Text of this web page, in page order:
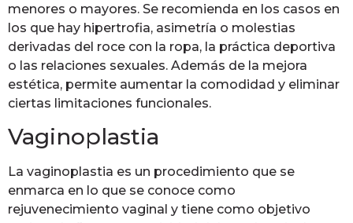
menores o mayores. Se recomienda en los casos en
los que hay hipertrofia, asimetría o molestias
derivadas del roce con la ropa, la práctica deportiva
o las relaciones sexuales. Además de la mejora
estética, permite aumentar la comodidad y eliminar
ciertas limitaciones funcionales.
Vaginoplastia
La vaginoplastia es un procedimiento que se
enmarca en lo que se conoce como
rejuvenecimiento vaginal y tiene como objetivo